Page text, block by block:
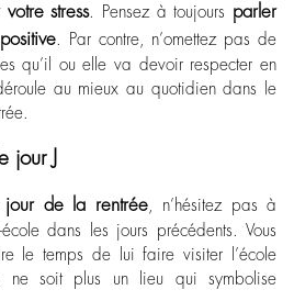
stress. Pensez à toujours parler
. Par contre, n’omettez pas de
qu’il ou elle va devoir respecter en
au mieux au quotidien dans le
J
jour de la rentrée, n’hésitez pas à
dans les jours précédents. Vous
le temps de lui faire visiter l’école
ne soit plus un lieu qui symbolise